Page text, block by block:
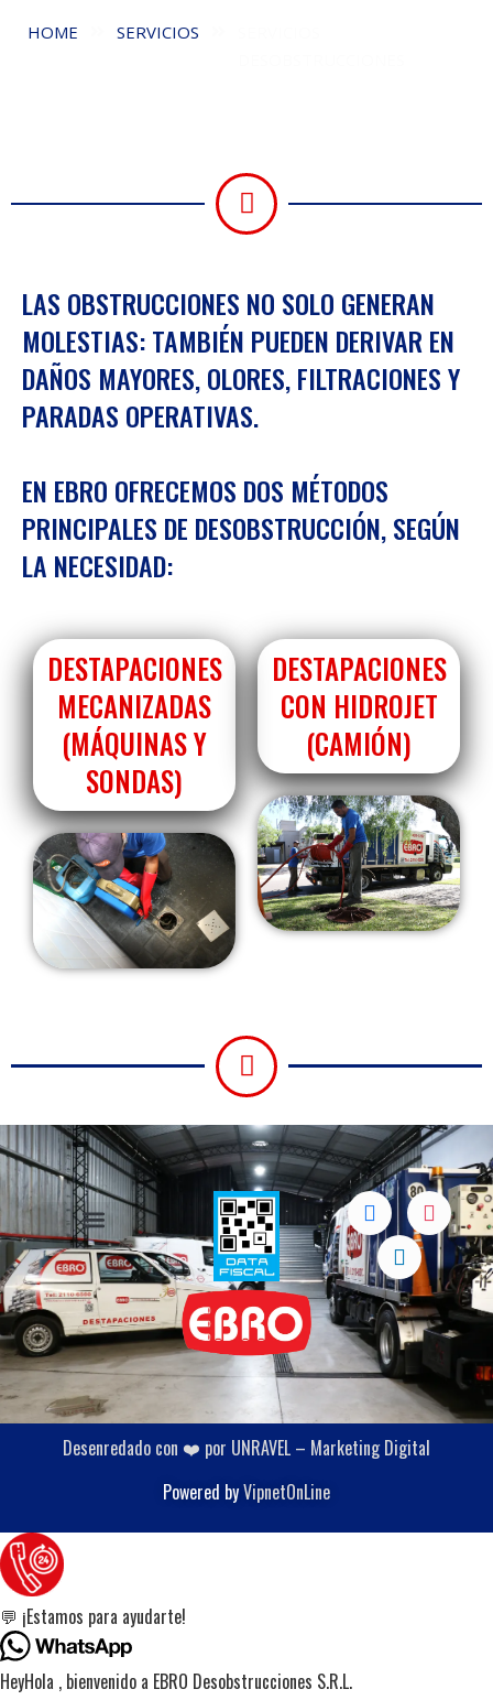
HOME SERVICIOS
LAS OBSTRUCCIONES NO SOLO GENERAN
MOLESTIAS: TAMBIÉN PUEDEN DERIVAR EN
DAÑOS MAYORES, OLORES, FILTRACIONES Y
PARADAS OPERATIVAS.
EN EBRO OFRECEMOS DOS MÉTODOS
PRINCIPALES DE DESOBSTRUCCIÓN, SEGÚN
LA NECESIDAD:
DESTAPACIONES
MECANIZADAS
(MÁQUINAS Y
SONDAS)
DESTAPACIONES
CON HIDROJET
(CAMIÓN)
Desenredado con ❤️ por UNRAVEL – Marketing Digital
Powered byVipnetOnLine
💬 ¡Estamos para ayudarte!
HeyHola , bienvenido a EBRO Desobstrucciones S.R.L.